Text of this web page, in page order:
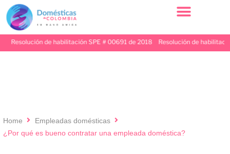
Resolución de habilitación SPE # 00691 de 2018 Resolución de habilitación
Home
Empleadas domésticas
¿Por qué es bueno contratar una empleada doméstica?